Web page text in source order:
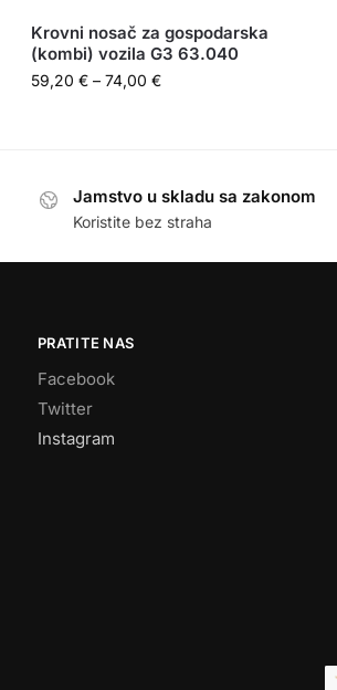
Krovni nosač za gospodarska
(kombi) vozila G3 63.040
59,20€ – 74,00€
Jamstvo u skladu sa zakonom
Koristite bez straha
PRATITE NAS
Facebook
Twitter
Instagram